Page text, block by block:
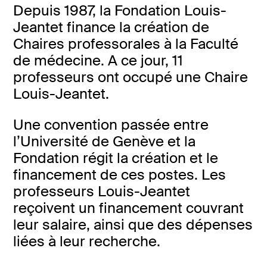
Depuis 1987, la Fondation Louis-
Jeantet finance la création de
Chaires professorales à la Faculté
de médecine. A ce jour, 11
professeurs ont occupé une Chaire
Louis-Jeantet.
Une convention passée entre
l’Université de Genève et la
Fondation régit la création et le
financement de ces postes. Les
professeurs Louis-Jeantet
reçoivent un financement couvrant
leur salaire, ainsi que des dépenses
liées à leur recherche.